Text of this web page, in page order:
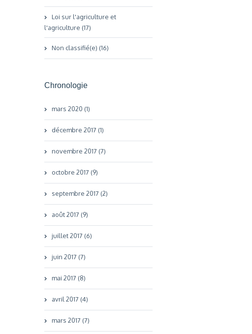
Loi sur l'agriculture et
l'agriculture (17)
Non classifié(e) (16)
Chronologie
mars 2020 (1)
décembre 2017 (1)
novembre 2017 (7)
octobre 2017 (9)
septembre 2017 (2)
août 2017 (9)
juillet 2017 (6)
juin 2017 (7)
mai 2017 (8)
avril 2017 (4)
mars 2017 (7)